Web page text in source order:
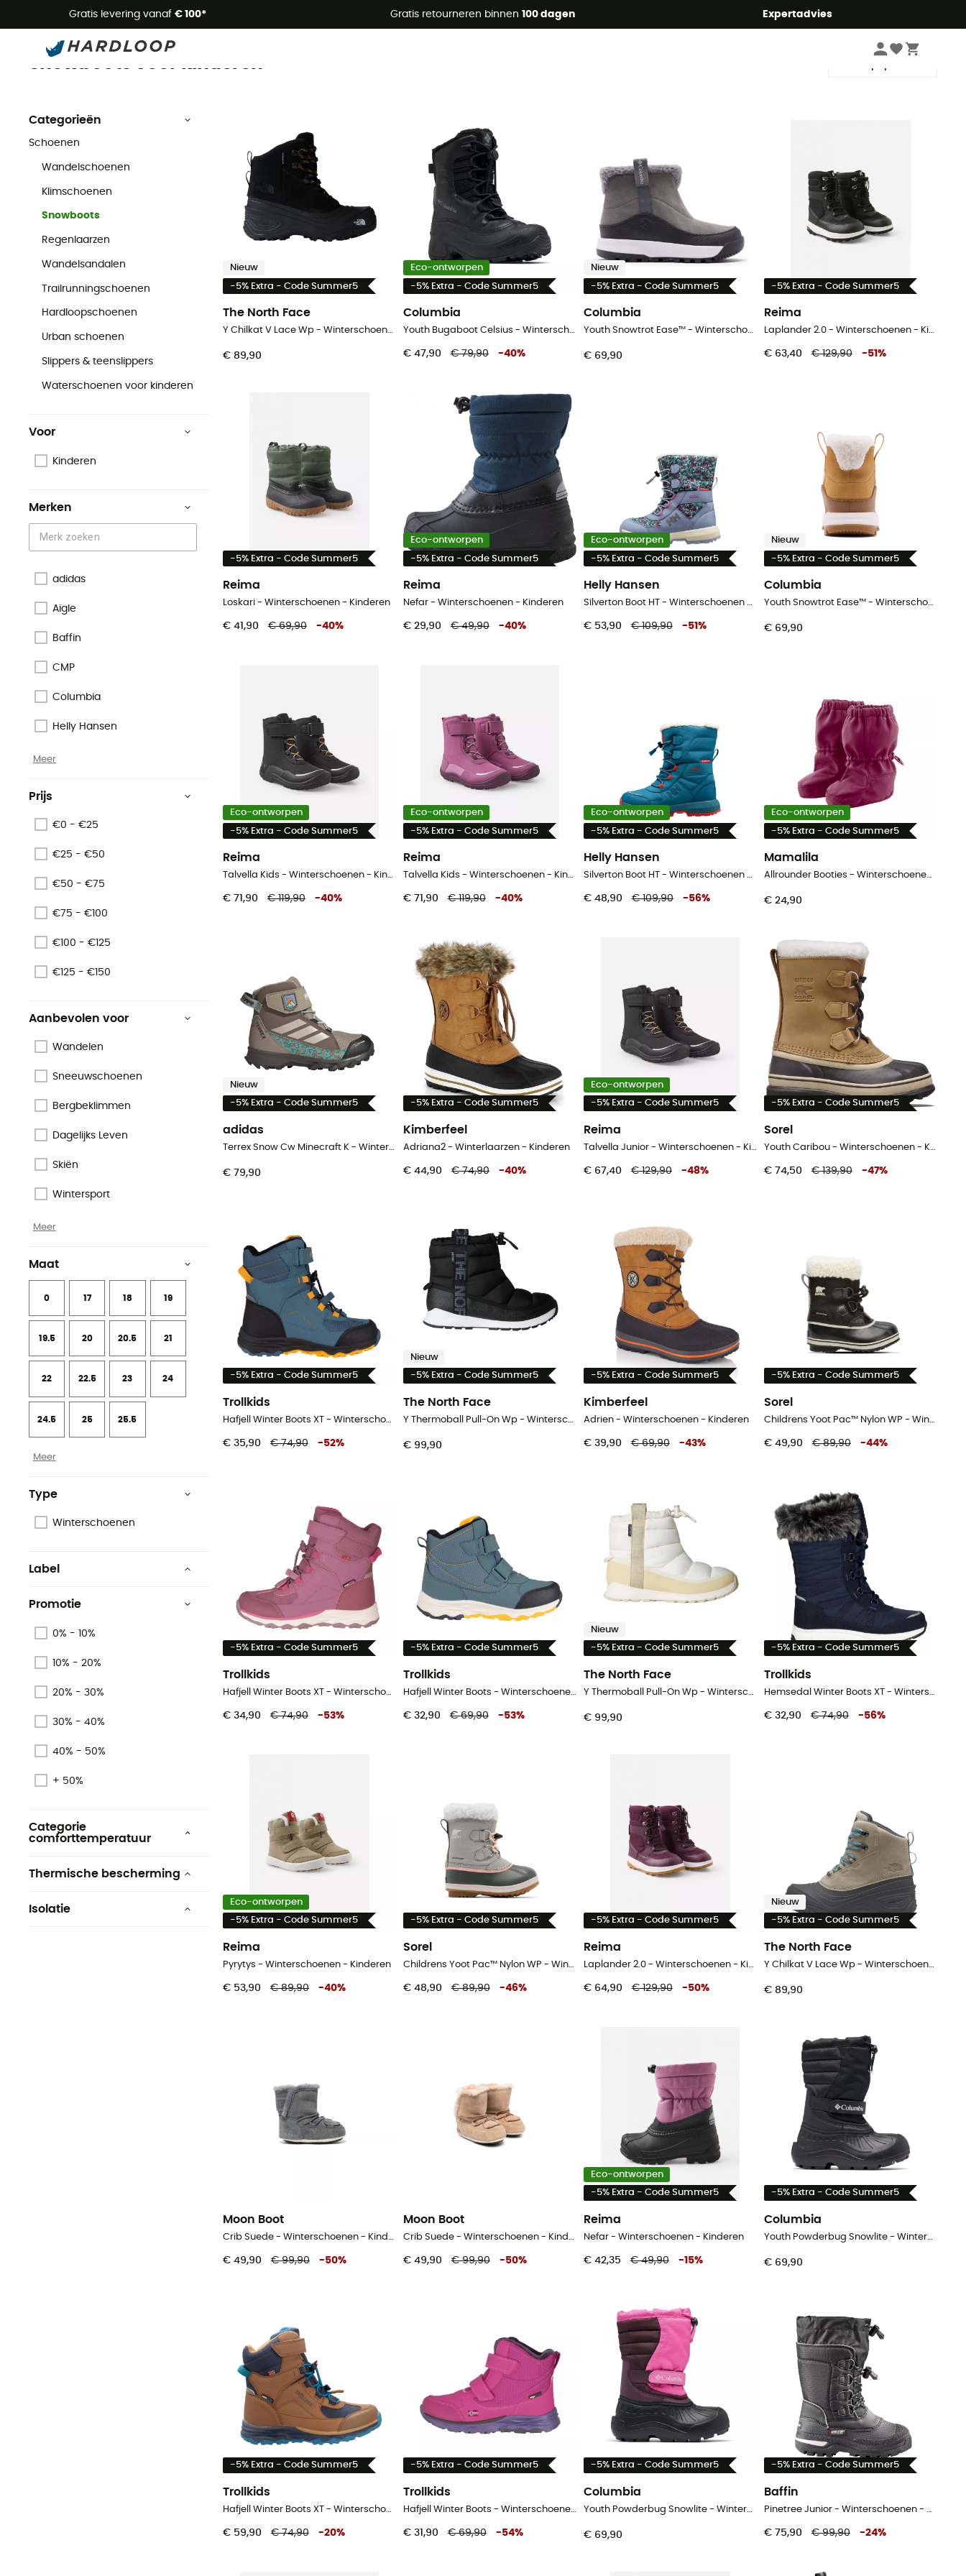
Gratis levering vanaf € 100* Gratis retourneren binnen 100 dagen Expertadvies
Zomeraanbiedingen 🔥 -5% EXTRA vanaf 2 producten* met code Summer5
Kinderen Outdoorschoenen kinderen
Snowboots voor kinderen
Categorieën
Schoenen
Wandelschoenen
Klimschoenen
Snowboots
Regenlaarzen
Wandelsandalen
Trailrunningschoenen
Hardloopschoenen
Urban schoenen
Slippers & teenslippers
Waterschoenen voor kinderen
Voor
Kinderen
Merken
adidas
Aigle
Baffin
CMP
Columbia
Helly Hansen
Meer
Prijs
€0 - €25
€25 - €50
€50 - €75
€75 - €100
€100 - €125
€125 - €150
Aanbevolen voor
Wandelen
Sneeuwschoenen
Bergbeklimmen
Dagelijks Leven
Skiën
Wintersport
Meer
Maat
0 17 18 19
19.5 20 20.5 21
22 22.5 23 24
24.5 25 25.5
Meer
Type
Winterschoenen
Label
Garantie
Promotie
0% - 10%
10% - 20%
20% - 30%
30% - 40%
40% - 50%
+ 50%
Categorie
comforttemperatuur
Thermische bescherming
Isolatie
Nieuw
-5% Extra - Code Summer5
The North Face
Y Chilkat V Lace Wp - Winterschoenen - Kinderen
€ 89,90
Eco-ontworpen
-5% Extra - Code Summer5
Columbia
Youth Bugaboot Celsius - Winterschoenen - Kinderen
€ 47,90 € 79,90 -40%
Nieuw
-5% Extra - Code Summer5
Columbia
Youth Snowtrot Ease™ - Winterschoenen - Kinderen
€ 69,90
-5% Extra - Code Summer5
Reima
Laplander 2.0 - Winterschoenen - Kinderen
€ 63,40 € 129,90 -51 %
-5% Extra - Code Summer5
Reima
Loskari - Winterschoenen - Kinderen
€ 41,90 € 69,90 -40%
Eco-ontworpen
-5% Extra - Code Summer5
Reima
Nefar - Winterschoenen - Kinderen
€ 29,90 € 49,90 -40%
Eco-ontworpen
-5% Extra - Code Summer5
Helly Hansen
Silverton Boot HT - Winterschoenen - Kinderen
€ 53,90 € 109,90 -51 %
Nieuw
-5% Extra - Code Summer5
Columbia
Youth Snowtrot Ease™ - Winterschoenen - Kinderen
€ 69,90
Eco-ontworpen
-5% Extra - Code Summer5
Reima
Talvella Kids - Winterschoenen - Kinderen
€ 71,90 € 119,90 -40%
Eco-ontworpen
-5% Extra - Code Summer5
Reima
Talvella Kids - Winterschoenen - Kinderen
€ 71,90 € 119,90 -40%
Eco-ontworpen
-5% Extra - Code Summer5
Helly Hansen
Silverton Boot HT - Winterschoenen - Kinderen
€ 48,90 € 109,90 -56%
Eco-ontworpen
-5% Extra - Code Summer5
Mamalila
Allrounder Booties - Winterschoenen - Kinderen
€ 24,90
Nieuw
-5% Extra - Code Summer5
adidas
Terrex Snow Cw Minecraft K - Winterschoenen - Kinderen
€ 79,90
-5% Extra - Code Summer5
Kimberfeel
Adriana2 - Winterlaarzen - Kinderen
€ 44,90 € 74,90 -40%
Eco-ontworpen
-5% Extra - Code Summer5
Reima
Talvella Junior - Winterschoenen - Kinderen
€ 67,40 € 129,90 -48%
-5% Extra - Code Summer5
Sorel
Youth Caribou - Winterschoenen - Kinderen
€ 74,50 € 139,90 -47%
-5% Extra - Code Summer5
Trollkids
Hafjell Winter Boots XT - Winterschoenen - Kinderen
€ 35,90 € 74,90 -52%
Nieuw
-5% Extra - Code Summer5
The North Face
Y Thermoball Pull-On Wp - Winterschoenen - Kinderen
€ 99,90
-5% Extra - Code Summer5
Kimberfeel
Adrien - Winterschoenen - Kinderen
€ 39,90 € 69,90 -43%
-5% Extra - Code Summer5
Sorel
Childrens Yoot Pac™ Nylon WP - Winterschoenen - Kinderen
€ 49,90 € 89,90 -44%
-5% Extra - Code Summer5
Trollkids
Hafjell Winter Boots XT - Winterschoenen - Kinderen
€ 34,90 € 74,90 -53%
-5% Extra - Code Summer5
Trollkids
Hafjell Winter Boots - Winterschoenen - Kinderen
€ 32,90 € 69,90 -53%
Nieuw
-5% Extra - Code Summer5
The North Face
Y Thermoball Pull-On Wp - Winterschoenen - Kinderen
€ 99,90
-5% Extra - Code Summer5
Trollkids
Hemsedal Winter Boots XT - Winterschoenen - Kinderen
€ 32,90 € 74,90 -56%
Eco-ontworpen
-5% Extra - Code Summer5
Reima
Pyrytys - Winterschoenen - Kinderen
€ 53,90 € 89,90 -40%
-5% Extra - Code Summer5
Sorel
Childrens Yoot Pac™ Nylon WP - Winterschoenen - Kinderen
€ 48,90 € 89,90 -46%
-5% Extra - Code Summer5
Reima
Laplander 2.0 - Winterschoenen - Kinderen
€ 64,90 € 129,90 -50%
Nieuw
-5% Extra - Code Summer5
The North Face
Y Chilkat V Lace Wp - Winterschoenen - Kinderen
€ 89,90
Moon Boot
Crib Suede - Winterschoenen - Kinderen
€ 49,90 € 99,90 -50%
Moon Boot
Crib Suede - Winterschoenen - Kinderen
€ 49,90 € 99,90 -50%
Eco-ontworpen
-5% Extra - Code Summer5
Reima
Nefar - Winterschoenen - Kinderen
€ 42,35 € 49,90 -15%
-5% Extra - Code Summer5
Columbia
Youth Powderbug Snowlite - Winterschoenen - Kinderen
€ 69,90
-5% Extra - Code Summer5
Trollkids
Hafjell Winter Boots XT - Winterschoenen - Kinderen
€ 59,90 € 74,90 -20%
-5% Extra - Code Summer5
Trollkids
Hafjell Winter Boots - Winterschoenen - Kinderen
€ 31,90 € 69,90 -54%
-5% Extra - Code Summer5
Columbia
Youth Powderbug Snowlite - Winterschoenen - Kinderen
€ 69,90
-5% Extra - Code Summer5
Baffin
Pinetree Junior - Winterschoenen - Kinderen
€ 75,90 € 99,90 -24%